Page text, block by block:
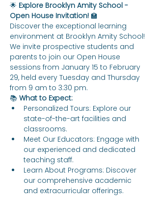
🌟 Explore Brooklyn Amity School -
Open House Invitation! 🏫
Discover the exceptional learning
environment at Brooklyn Amity School!
We invite prospective students and
parents to join our Open House
sessions from January 15 to February
29, held every Tuesday and Thursday
from 9 am to 3:30 pm.
📚 What to Expect:
Personalized Tours: Explore our
state-of-the-art facilities and
classrooms.
Meet Our Educators: Engage with
our experienced and dedicated
teaching staff.
Learn About Programs: Discover
our comprehensive academic
and extracurricular offerings.